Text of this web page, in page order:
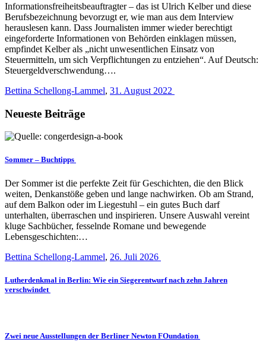
Informationsfreiheitsbeauftragter – das ist Ulrich Kelber und diese
Berufsbezeichnung bevorzugt er, wie man aus dem Interview
herauslesen kann. Dass Journalisten immer wieder berechtigt
eingeforderte Informationen von Behörden einklagen müssen,
empfindet Kelber als „nicht unwesentlichen Einsatz von
Steuermitteln, um sich Verpflichtungen zu entziehen“. Auf Deutsch:
Steuergeldverschwendung….
Bettina Schellong-Lammel, 31. August 2022
Neueste Beiträge
Sommer – Buchtipps
Der Sommer ist die perfekte Zeit für Geschichten, die den Blick
weiten, Denkanstöße geben und lange nachwirken. Ob am Strand,
auf dem Balkon oder im Liegestuhl – ein gutes Buch darf
unterhalten, überraschen und inspirieren. Unsere Auswahl vereint
kluge Sachbücher, fesselnde Romane und bewegende
Lebensgeschichten:…
Bettina Schellong-Lammel, 26. Juli 2026
Lutherdenkmal in Berlin: Wie ein Siegerentwurf nach zehn Jahren
verschwindet
Zwei neue Ausstellungen der Berliner Newton FOundation